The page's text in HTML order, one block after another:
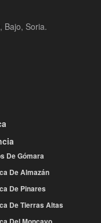
Bajo, Soria.
De Gómara
De Almazán
De Pinares
De Tierras Altas